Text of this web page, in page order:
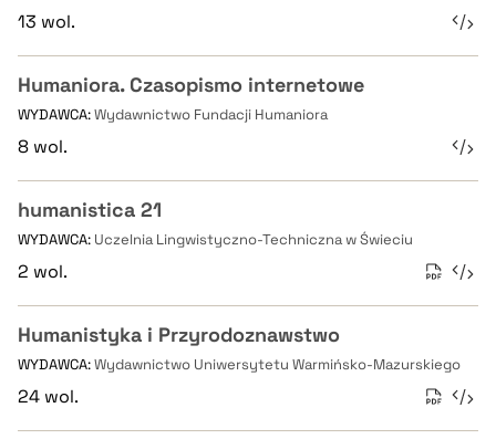
13 wol.
Humaniora. Czasopismo internetowe
WYDAWCA:Wydawnictwo Fundacji Humaniora
8 wol.
humanistica 21
WYDAWCA: Uczelnia Lingwistyczno-Techniczna w Świeciu
2 wol.
Humanistyka i Przyrodoznawstwo
WYDAWCA:Wydawnictwo Uniwersytetu Warmińsko-Mazurskiego
24 wol.